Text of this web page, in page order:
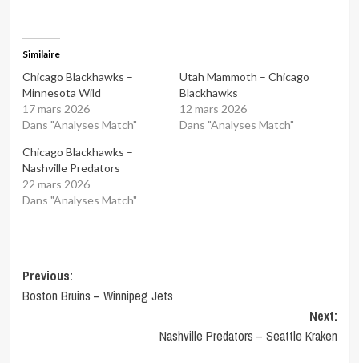
Similaire
Chicago Blackhawks –
Minnesota Wild
17 mars 2026
Dans "Analyses Match"
Utah Mammoth – Chicago
Blackhawks
12 mars 2026
Dans "Analyses Match"
Chicago Blackhawks –
Nashville Predators
22 mars 2026
Dans "Analyses Match"
Post
navigation
Previous:
Boston Bruins – Winnipeg Jets
Next:
Nashville Predators – Seattle Kraken